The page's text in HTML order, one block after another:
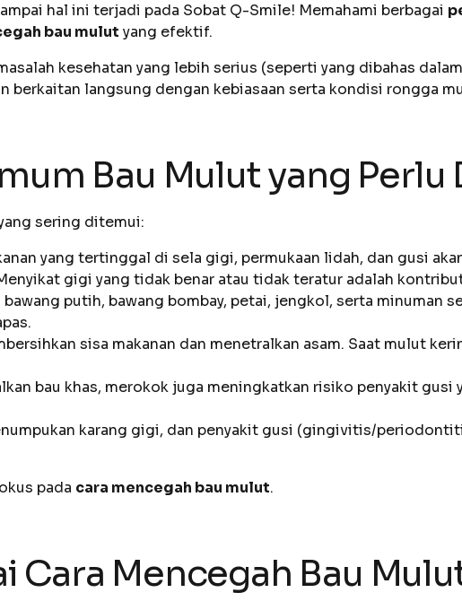
hal ini terjadi pada Sobat Q-Smile! Memahami berbagai
bau mulut yang efektif.
kesehatan yang lebih serius (seperti yang dibahas
berkaitan langsung dengan kebiasaan serta kondisi rongga
Bau Mulut yang Perlu
sering ditemui:
yang tertinggal di sela gigi, permukaan lidah, dan gusi
gigi yang tidak benar atau tidak teratur adalah
bawang putih, bawang bombay, petai, jengkol, serta minuman
sisa makanan dan menetralkan asam. Saat mulut
bau khas, merokok juga meningkatkan risiko penyakit gusi
karang gigi, dan penyakit gusi (gingivitis/
pada cara mencegah bau mulut.
Cara Mencegah Bau